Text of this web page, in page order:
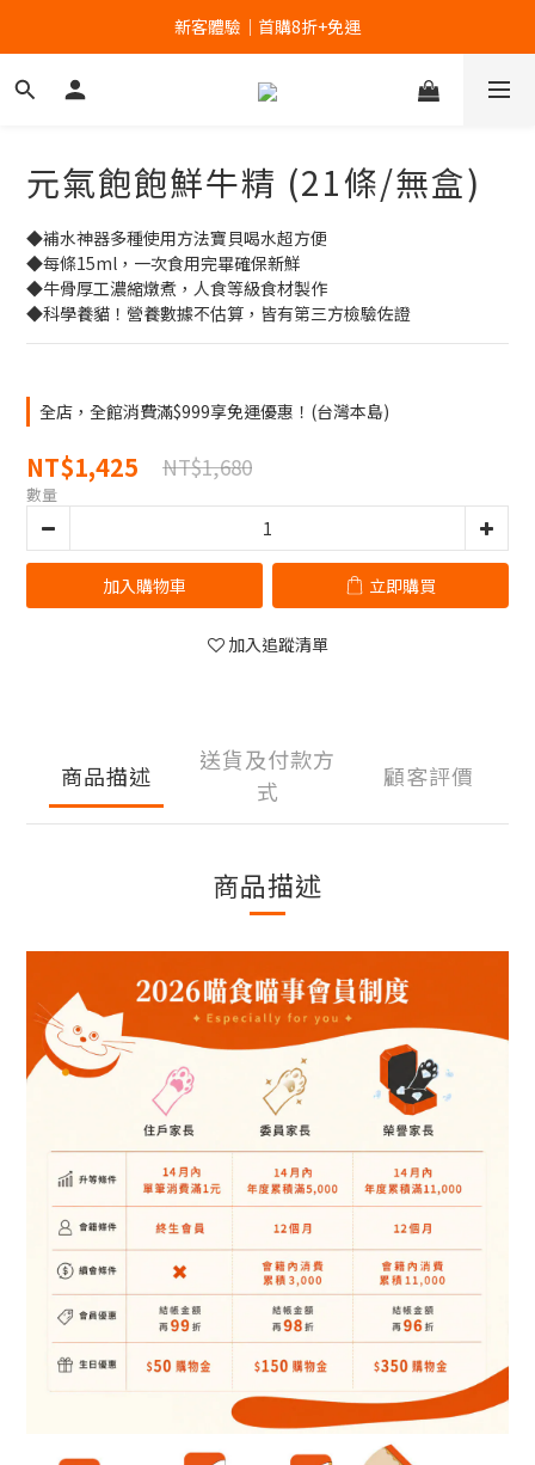
新客體驗｜首購8折+免運
新客體驗｜首購8折+免運
家裡的肉泥健康嗎？立刻分析👉
元氣飽飽鮮牛精 (21條/無盒)
◆補水神器多種使用方法寶貝喝水超方便
◆每條15ml，一次食用完畢確保新鮮
◆牛骨厚工濃縮燉煮，人食等級食材製作
◆科學養貓！營養數據不估算，皆有第三方檢驗佐證
全店，全館消費滿$999享免運優惠！(台灣本島)
NT$1,425 NT$1,680
數量
加入購物車 立即購買
加入追蹤清單
商品描述
送貨及付款方
式
顧客評價
商品描述